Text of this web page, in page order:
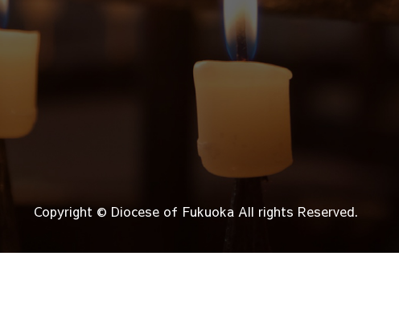
Copyright © Diocese of Fukuoka All rights Reserved.